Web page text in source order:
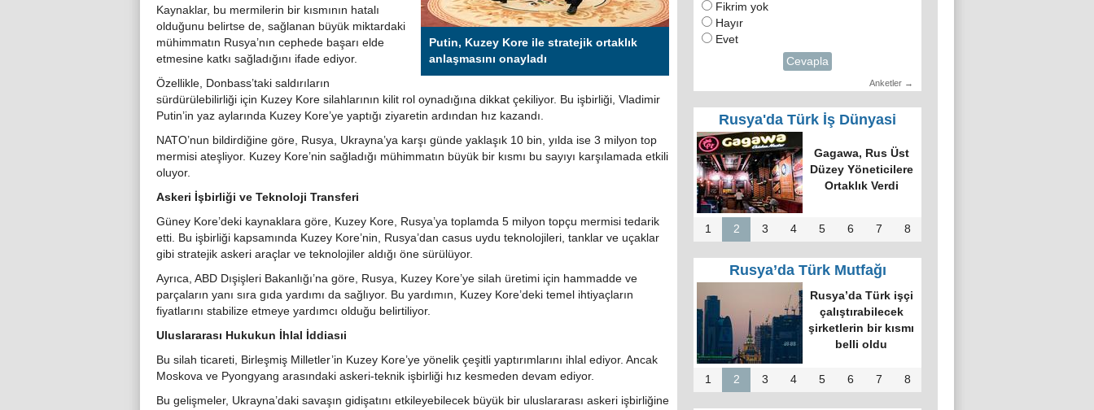
Putin, Kuzey Kore ile stratejik ortaklık
anlaşmasını onayladı
Kaynaklar, bu mermilerin bir kısmının hatalı
olduğunu belirtse de, sağlanan büyük miktardaki
mühimmatın Rusya’nın cephede başarı elde
etmesine katkı sağladığını ifade ediyor.
Özellikle, Donbass’taki saldırıların
sürdürülebilirliği için Kuzey Kore silahlarının kilit rol oynadığına dikkat çekiliyor. Bu işbirliği, Vladimir
Putin’in yaz aylarında Kuzey Kore’ye yaptığı ziyaretin ardından hız kazandı.
NATO’nun bildirdiğine göre, Rusya, Ukrayna’ya karşı günde yaklaşık 10 bin, yılda ise 3 milyon top
mermisi ateşliyor. Kuzey Kore’nin sağladığı mühimmatın büyük bir kısmı bu sayıyı karşılamada etkili
oluyor.
Askeri İşbirliği ve Teknoloji Transferi
Güney Kore’deki kaynaklara göre, Kuzey Kore, Rusya’ya toplamda 5 milyon topçu mermisi tedarik
etti. Bu işbirliği kapsamında Kuzey Kore’nin, Rusya’dan casus uydu teknolojileri, tanklar ve uçaklar
gibi stratejik askeri araçlar ve teknolojiler aldığı öne sürülüyor.
Ayrıca, ABD Dışişleri Bakanlığı’na göre, Rusya, Kuzey Kore’ye silah üretimi için hammadde ve
parçaların yanı sıra gıda yardımı da sağlıyor. Bu yardımın, Kuzey Kore’deki temel ihtiyaçların
fiyatlarını stabilize etmeye yardımcı olduğu belirtiliyor.
Uluslararası Hukukun İhlal İddiasıi
Bu silah ticareti, Birleşmiş Milletler’in Kuzey Kore’ye yönelik çeşitli yaptırımlarını ihlal ediyor. Ancak
Moskova ve Pyongyang arasındaki askeri-teknik işbirliği hız kesmeden devam ediyor.
Bu gelişmeler, Ukrayna’daki savaşın gidişatını etkileyebilecek büyük bir uluslararası askeri işbirliğine
Fikrim yok
Hayır
Evet
Cevapla
Anketler →
Rusya'da Türk İş Dünyasi
Türk Dünyasında
Tek Bilgi Alanı
Hedefi: Bişkek
Zirvesi ve Yeni
İnsiyatifler
1 2 3 4 5 6 7 8
Rusya’da Türk Mutfağı
Moskova’nın en
büyük kültür
merkezinde “Türk
Kahvesi Gecesi”
düzenlendi
1 2 3 4 5 6 7 8